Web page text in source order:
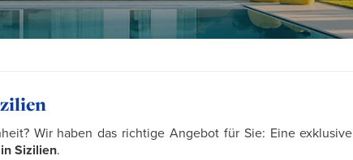
Wir haben das richtige Angebot für Sie: Eine exklusive
Sizilien.